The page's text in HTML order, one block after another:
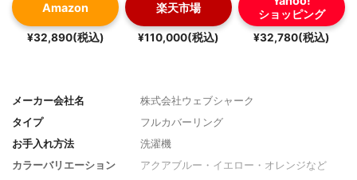
Amazon
¥32,890(税込)
楽天市場
¥110,000(税込)
ショッピング
¥32,780(税込)
メーカー会社名
株式会社ウェブシャーク
タイプ
フルカバーリング
お手入れ方法
洗濯機
カラーバリエーション
アクアブルー・イエロー・オレンジなど